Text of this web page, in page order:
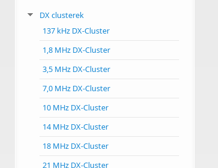
DX clusterek
137 kHz DX-Cluster
1,8 MHz DX-Cluster
3,5 MHz DX-Cluster
7,0 MHz DX-Cluster
10 MHz DX-Cluster
14 MHz DX-Cluster
18 MHz DX-Cluster
21 MHz DX-Cluster